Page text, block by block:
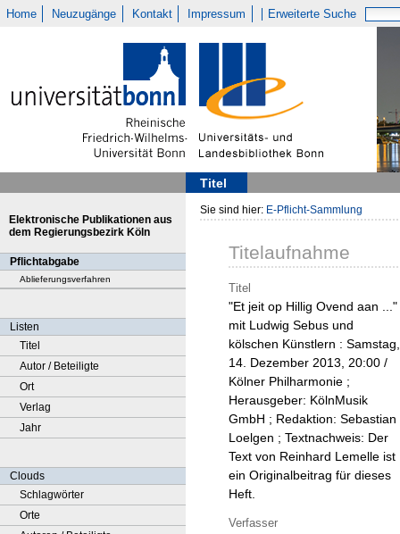
Home Neuzugänge Kontakt Impressum Erweiterte Suche
Titel
Elektronische Publikationen aus
dem Regierungsbezirk Köln
Pflichtabgabe
Ablieferungsverfahren
Listen
Titel
Autor / Beteiligte
Ort
Verlag
Jahr
Clouds
Schlagwörter
Orte
Sie sind hier: E-Pflicht-Sammlung
Titelaufnahme
Titel
"Et jeit op Hillig Ovend aan ..."
mit Ludwig Sebus und
kölschen Künstlern : Samstag,
14. Dezember 2013, 20:00 /
Kölner Philharmonie ;
Herausgeber: KölnMusik
GmbH ; Redaktion: Sebastian
Loelgen ; Textnachweis: Der
Text von Reinhard Lemelle ist
ein Originalbeitrag für dieses
Heft.
Verfasser